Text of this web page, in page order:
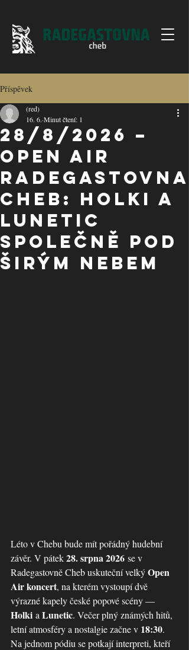
Příspěvek
28/8/2026 –
Open Air
Radegastovna
Cheb: Holki a
Lunetic
společně pod
širým nebem
(red)
16. 6. Minut čtení: 1
Léto v Chebu bude mít pořádný hudební
závěr. V pátek 28. srpna 2026 se v
Radegastovně Cheb uskuteční velký Open
Air koncert, na kterém vystoupí dvě
výrazné kapely české popové scény —
Holki a Lunetic. Večer plný známých hitů,
letní atmosféry a nostalgie začne v 18:30.
Na jednom pódiu se potkají interpreti, kteří